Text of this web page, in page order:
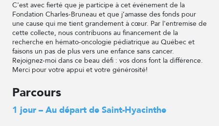
C'est avec fierté que je participe à cet événement de la
Fondation Charles-Bruneau et que j’amasse des fonds pour
une cause qui me tient grandement à cœur. Par l'entremise de
cette collecte, nous contribuons au financement de la
recherche en hémato-oncologie pédiatrique au Québec et
faisons un pas de plus vers une enfance sans cancer.
Rejoignez-moi dans ce beau défi : vos dons font la différence.
Merci pour votre appui et votre générosité!
Parcours
1 jour – Au départ de Saint-Hyacinthe